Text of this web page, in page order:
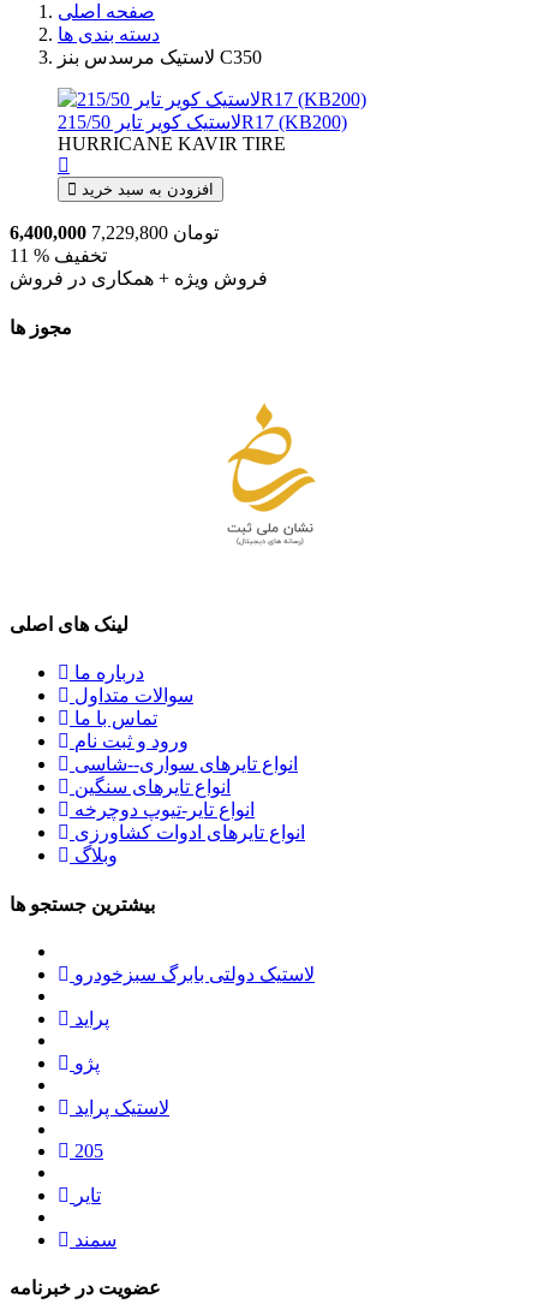
صفحه اصلی
دسته بندی ها
لاستیک مرسدس بنز C350
لاستیک کویر تایر 215/50R17 (KB200)
HURRICANE KAVIR TIRE
افزودن به سبد خرید
6,400,000 تومان 7,229,800
11 % تخفیف
فروش ویژه + همکاری در فروش
مجوز ها
لینک های اصلی
درباره ما
سوالات متداول
تماس با ما
ورود و ثبت نام
انواع تایرهای سواری--شاسی
انواع تایرهای سنگین
انواع تایر-تیوپ دوچرخه
انواع تایرهای ادوات کشاورزی
وبلاگ
بیشترین جستجو ها
لاستیک دولتی بابرگ سبزخودرو
پراید
پژو
لاستیک پراید
205
تایر
سمند
عضویت در خبرنامه